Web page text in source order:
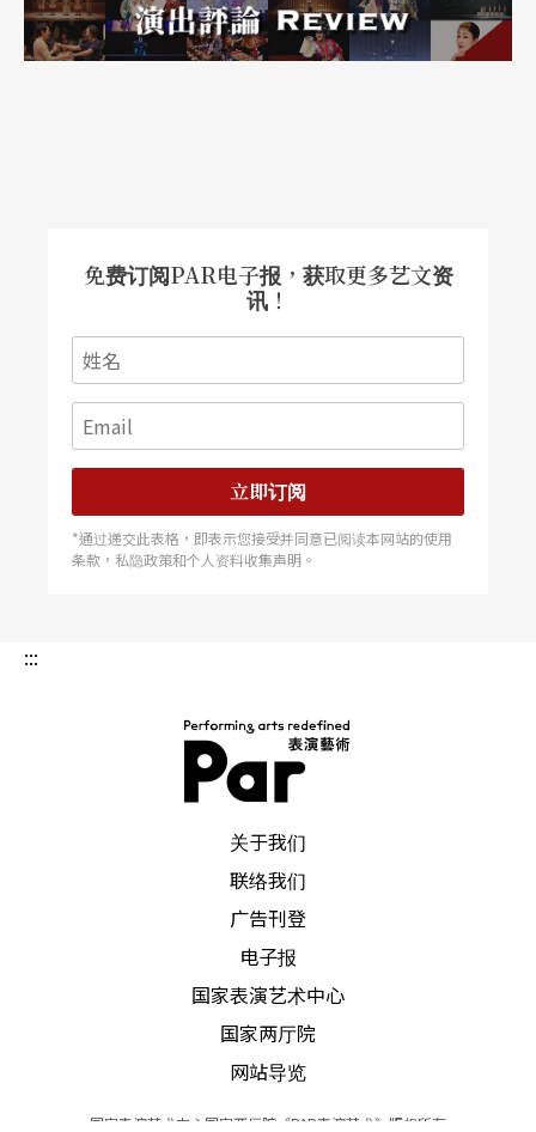
免费订阅PAR电子报，获取更多艺文资
讯！
立即订阅
*通过递交此表格，即表示您接受并同意已阅读本网站的使用
条款，私隐政策和个人资料收集声明。
:::
关于我们
联络我们
广告刊登
电子报
国家表演艺术中心
国家两厅院
网站导览
国家表演艺术中心国家两厅院《PAR表演艺术》版权所有